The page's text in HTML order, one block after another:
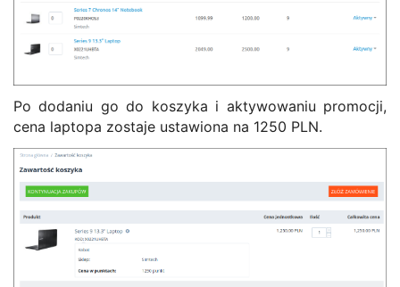
Po dodaniu go do koszyka i aktywowaniu promocji,
cena laptopa zostaje ustawiona na 1250 PLN.